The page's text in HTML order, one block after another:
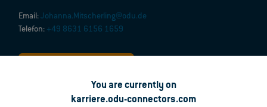
You are currently on
karriere.odu-connectors.com
Email:Johanna.Mitscherling@odu.de
Telefon: +49 8631 6156 1659